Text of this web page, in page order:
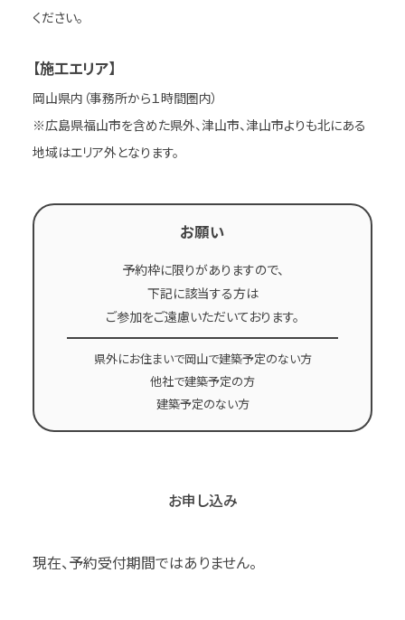
ください。
【施工エリア】
岡山県内（事務所から１時間圏内）
※広島県福山市を含めた県外、津山市、津山市よりも北にある
地域はエリア外となります。
お願い
予約枠に限りがありますので、
下記に該当する方は
ご参加をご遠慮いただいております。
県外にお住まいで岡山で建築予定のない方
他社で建築予定の方
建築予定のない方
お申し込み
現在、予約受付期間ではありません。